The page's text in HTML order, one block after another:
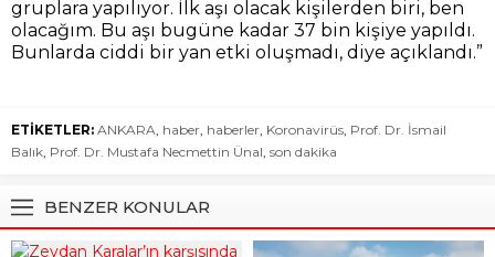
ETİKETLER: ANKARA ,haber,haberler,Koronavirüs, Prof. Dr. İsmail
Balık, Prof. Dr. Mustafa Necmettin Ünal, son dakika
Manşet 20 Eylül 2021 18:29